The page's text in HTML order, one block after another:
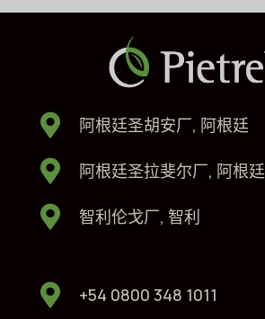
阿根廷圣胡安厂, 阿根廷
阿根廷圣拉斐尔厂, 阿根廷
智利伦戈厂, 智利
+54 0800 348 1011